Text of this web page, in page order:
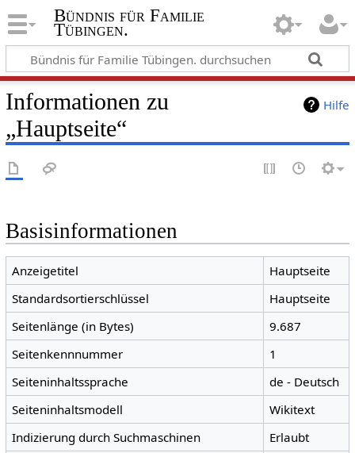
Bündnis für Familie
Tübingen.
Hilfe
Informationen zu
„Hauptseite“
Basisinformationen
Anzeigetitel
Hauptseite
Standardsortierschlüssel
Hauptseite
Seitenlänge (in Bytes)
9.687
Seitenkennnummer
1
Seiteninhaltssprache
de - Deutsch
Seiteninhaltsmodell
Wikitext
Indizierung durch Suchmaschinen
Erlaubt